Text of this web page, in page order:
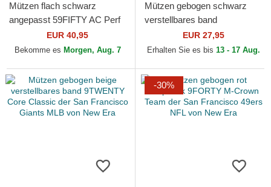
Mützen flach schwarz
angepasst 59FIFTY AC Perf
der San Francisco Giants
MLB von New Era
EUR 40,95
Bekomme es Morgen, Aug. 7
Mützen gebogen schwarz
verstellbares band
9TWENTY Core Classic der
San Francisco Giants MLB
EUR 27,95
Erhalten Sie es bis 13 - 17 Aug.
-30%